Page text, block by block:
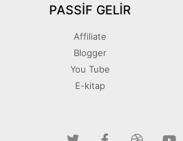
PASSIF GELIR
Affiliate
Blogger
You Tube
E-kitap